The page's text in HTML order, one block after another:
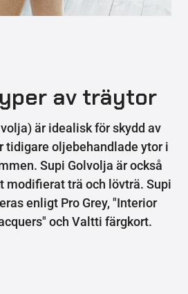
av träytor
är idealisk för skydd av
tidigare oljebehandlade ytor i
Supi Golvolja är också
modifierat trä och lövträ. Supi
enligt Pro Grey, "Interior
och Valtti färgkort.